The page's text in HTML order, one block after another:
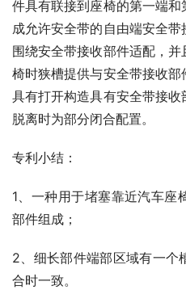
件具有联接到座椅的第一端
成允许安全带的自由端安全
围绕安全带接收部件适配，
椅时狭槽提供与安全带接收
具有打开构造具有安全带接
脱离时为部分闭合配置。
专利小结：
1、一种用于堵塞靠近汽车座
部件组成；
2、细长部件端部区域有一个
合时一致。